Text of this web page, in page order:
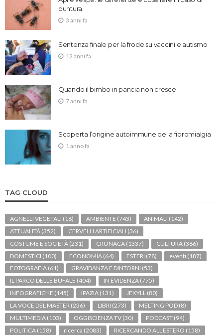
puntura
3 anni fa
Sentenza finale per la frode su vaccini e autismo
12 anni fa
Quando il bimbo in pancia non cresce
7 anni fa
Scoperta l’origine autoimmune della fibromialgia
1 anno fa
TAG CLOUD
AGNELLI VEGETALI (16) AMBIENTE (743) ANIMALI (142)
ATTUALITÀ (352) CERVELLI ARTIFICIALI (36)
COSTUME E SOCIETÀ (231) CRONACA (1337) CULTURA (366)
DOMESTICI (100) ECONOMIA (64) ESTERI (78) eventi (187)
FOTOGRAFIA (61) GRAVIDANZA E DINTORNI (53)
IL PARCO DELLE BUFALE (404) IN EVIDENZA (775)
INFOGRAFICHE (145) IPAZIA (131) JEKYLL (80)
LA VOCE DEL MASTER (236) LIBRI (273) MELTING POD (8)
MULTIMEDIA (103) OGGISCIENZA TV (30) PODCAST (94)
POLITICA (158) ricerca (2083) RICERCANDO ALL'ESTERO (158)